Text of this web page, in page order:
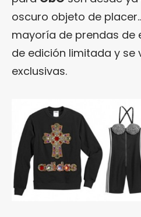
oscuro objeto de
mayoría de prendas de
de edición limitada y se
exclusivas.